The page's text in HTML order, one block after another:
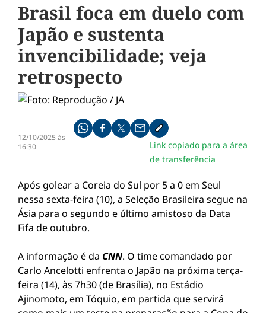
Brasil foca em duelo com
Japão e sustenta
invencibilidade; veja
retrospecto
12/10/2025 às
16:30
Compartilhe pelo whatsapp
Compartilhar no facebook
Compartilhar no twitter
Compartilhe pelo email
Copiar link da notícia
Link copiado para a área
de transferência
Após golear a Coreia do Sul por 5 a 0 em Seul
nessa sexta-feira (10), a Seleção Brasileira segue na
Ásia para o segundo e último amistoso da Data
Fifa de outubro.
A informação é da CNN. O time comandado por
Carlo Ancelotti enfrenta o Japão na próxima terça-
feira (14), às 7h30 (de Brasília), no Estádio
Ajinomoto, em Tóquio, em partida que servirá